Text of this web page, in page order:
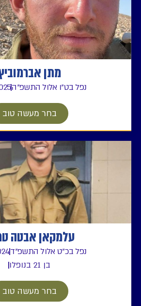
מתן אברמוביץ
נפל בט"ו אלול התשפ"ה 08/09/2025
בחר מעשה טוב
עלמקאן אבטה טרפה
נפל בכ"ט אלול התשפ"ד 02/10/2024
בחר מעשה טוב